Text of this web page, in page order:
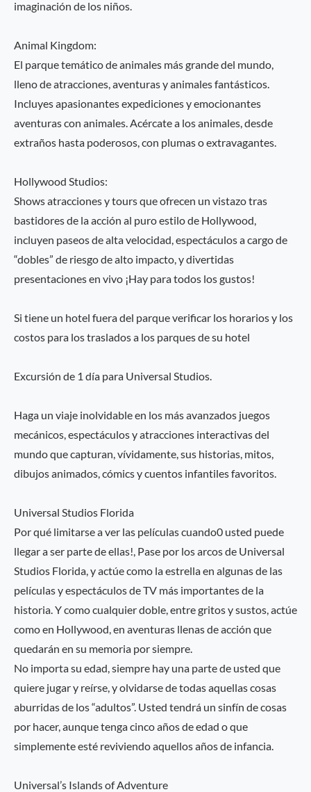
imaginación de los niños.
Animal Kingdom:
El parque temático de animales más grande del mundo,
lleno de atracciones, aventuras y animales fantásticos.
Incluyes apasionantes expediciones y emocionantes
aventuras con animales. Acércate a los animales, desde
extraños hasta poderosos, con plumas o extravagantes.
Hollywood Studios:
Shows atracciones y tours que ofrecen un vistazo tras
bastidores de la acción al puro estilo de Hollywood,
incluyen paseos de alta velocidad, espectáculos a cargo de
“dobles” de riesgo de alto impacto, y divertidas
presentaciones en vivo ¡Hay para todos los gustos!
Si tiene un hotel fuera del parque verificar los horarios y los
costos para los traslados a los parques de su hotel
Excursión de 1 día para Universal Studios.
Haga un viaje inolvidable en los más avanzados juegos
mecánicos, espectáculos y atracciones interactivas del
mundo que capturan, vívidamente, sus historias, mitos,
dibujos animados, cómics y cuentos infantiles favoritos.
Universal Studios Florida
Por qué limitarse a ver las películas cuando0 usted puede
llegar a ser parte de ellas!, Pase por los arcos de Universal
Studios Florida, y actúe como la estrella en algunas de las
películas y espectáculos de TV más importantes de la
historia. Y como cualquier doble, entre gritos y sustos, actúe
como en Hollywood, en aventuras llenas de acción que
quedarán en su memoria por siempre.
No importa su edad, siempre hay una parte de usted que
quiere jugar y reírse, y olvidarse de todas aquellas cosas
aburridas de los “adultos”. Usted tendrá un sinfín de cosas
por hacer, aunque tenga cinco años de edad o que
simplemente esté reviviendo aquellos años de infancia.
Universal’s Islands of Adventure